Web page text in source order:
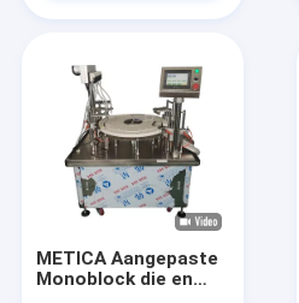
METICA Aangepaste
Monoblock die en